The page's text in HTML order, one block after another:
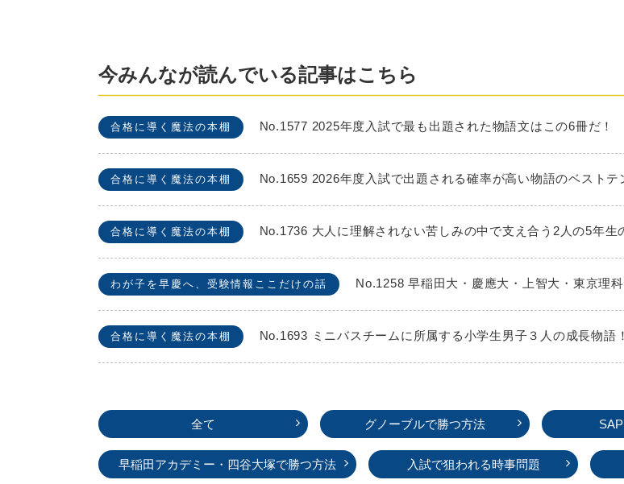
今みんなが読んでいる記事はこちら
合格に導く魔法の本棚 No.1577 2025年度入試で最も出題された物語文はこの6冊だ！
合格に導く魔法の本棚 No.1659 2026年度入試で出題される確率が高い物語のベストテ
合格に導く魔法の本棚 No.1736 大人に理解されない苦しみの中で支え合う2人の5年生
わが子を早慶へ、受験情報ここだけの話 No.1258 早稲田大・慶應大・上智大・東京理
合格に導く魔法の本棚 No.1693 ミニバスチームに所属する小学生男子３人の成長物
全て グノーブルで勝つ方法
早稲田アカデミー・ 四谷大塚で勝つ方法 入試で狙われる時事問題